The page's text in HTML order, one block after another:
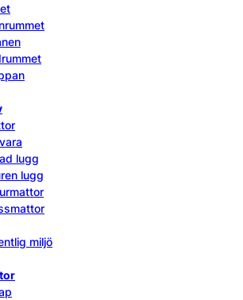
lugg
lugg
miljö